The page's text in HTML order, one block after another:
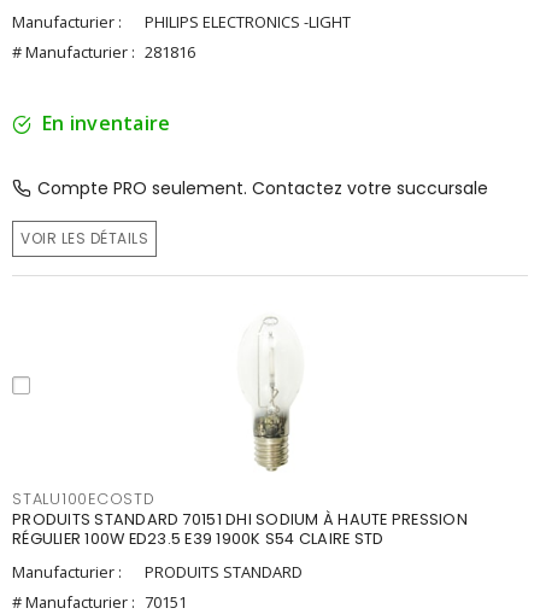
Manufacturier :
PHILIPS ELECTRONICS -LIGHT
# Manufacturier : 281816
En inventaire
Compte PRO seulement. Contactez votre succursale
VOIR LES DÉTAILS
STALU100ECOSTD
PRODUITS STANDARD 70151 DHI SODIUM À HAUTE PRESSION
RÉGULIER 100W ED23.5 E39 1900K S54 CLAIRE STD
Manufacturier :
PRODUITS STANDARD
# Manufacturier : 70151